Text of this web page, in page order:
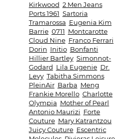
Kirkwood 2 Men Jeans
Ports 1961 Sartoria
Tramarossa Eugenia Kim
Barrie 0711 Montcarotte
Cloud Nine Franco Ferrari
Dorin Initio Bonfanti
Hillier Bartley Simonnot-
Godard Lila Eugenie Dr.
Levy Tabitha Simmons
PleinAir Barba Meng
Frankie Morello Charlotte
Olympia Mother of Pearl
Antonio Maurizi Forte
Couture Mary Katrantzou
Juicy Couture Escentric